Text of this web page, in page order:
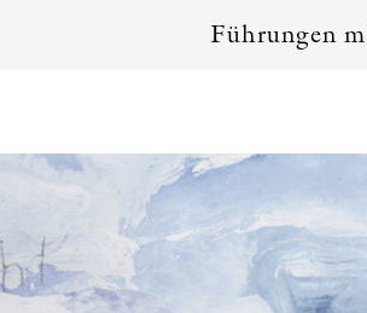
Führungen mit Dr.